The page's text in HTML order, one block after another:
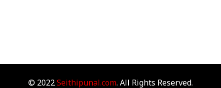
© 2022 Seithipunal.com. All Rights Reserved.